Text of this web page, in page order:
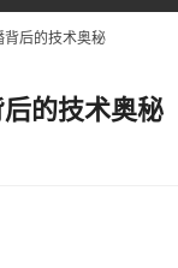
后的技术奥秘
的技术奥秘